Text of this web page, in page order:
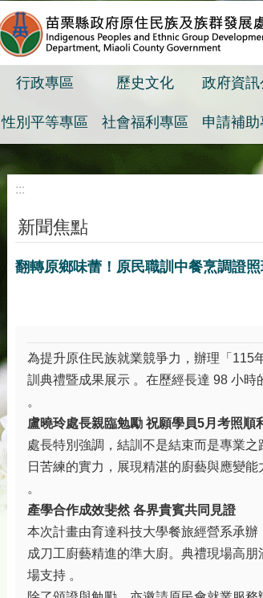
行政專區 歷史文化 政府資訊
性別平等專區 社會福利專區 申請補助
:::
新聞焦點
翻轉原鄉味蕾！原民職訓中餐烹調證
為提升原住民族就業競爭力，辦理「115
訓典禮暨成果展示 。在歷經長達 98 小
。
盧曉玲處長親臨勉勵 祝願學員5月考照順
處長特別強調，結訓不是結束而是專業
日苦練的實力，展現精湛的廚藝與應變
。
產學合作成效斐然 各界貴賓共同見證
本次計畫由育達科技大學餐旅經營系承
成刀工廚藝精進的準大廚。典禮現場高
場支持 。